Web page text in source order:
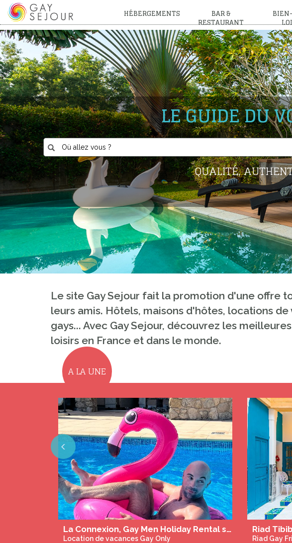
HÉBERGEMENTS BAR &
RESTAURANT
LE GUIDE DU
QUALITÉ,
Le site Gay Sejour fait la promotion d'une offre
leurs amis. Hôtels, maisons d'hôtes, locations
gays... Avec Gay Sejour, découvrez les
loisirs en France et dans le monde.
A LA UNE
Previous
La Connexion, Gay Men Holiday Rental sur la Côte d'Azur
Location de vacances Gay Only
Riad
Riad Gay